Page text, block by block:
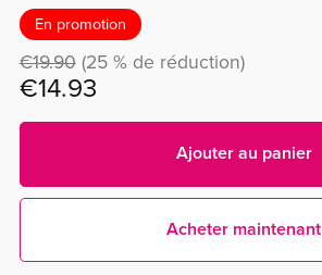
En promotion
€19.90 (25 % de réduction)
€14.93
Ajouter au panier
Acheter maintenant